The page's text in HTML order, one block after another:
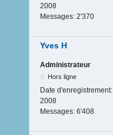
2008
Messages: 2'370
Yves H
Administrateur
Hors ligne
Date d'enregistrement:
2008
Messages: 6'408